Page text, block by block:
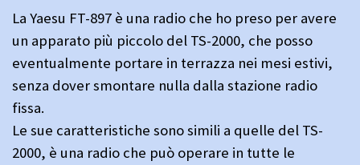
La Yaesu FT-897 è una radio che ho preso per avere
un apparato più piccolo del TS-2000, che posso
eventualmente portare in terrazza nei mesi estivi,
senza dover smontare nulla dalla stazione radio
fissa.
Le sue caratteristiche sono simili a quelle del TS-
2000, è una radio che può operare in tutte le